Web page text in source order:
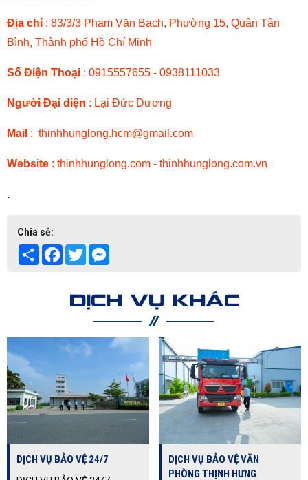
Địa chỉ : 83/3/3 Phạm Văn Bạch, Phường 15, Quận Tân
Bình, Thành phố Hồ Chí Minh
Số Điện Thoại : 0915557655 - 0938111033
Người Đại diện : Lại Đức Dương
Mail : thinhhunglong.hcm@gmail.com
Website : thinhhunglong.com - thinhhunglong.com.vn
.
Chia sẻ:
Share Facebook
Twitter
DỊCH VỤ KHÁC
DỊCH VỤ BẢO VỆ 24/7
DỊCH VỤ BẢO VỆ VĂN
PHÒNG THỊNH HƯNG